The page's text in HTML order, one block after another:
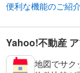
便利な機能のご紹
Yahoo!不動産 ア
地図でサク